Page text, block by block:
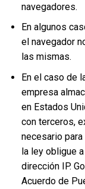
navegadores.
En algunos
el navegador
las mismas.
En el caso de
empresa
en Estados
con terceros,
necesario
la ley obligue
dirección IP.
Acuerdo de